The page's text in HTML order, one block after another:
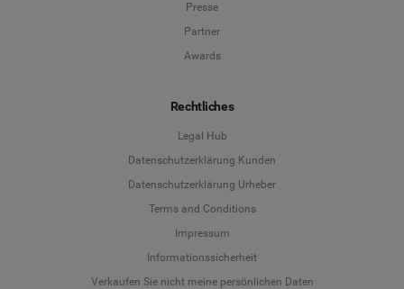
Presse
Partner
Awards
Rechtliches
Legal Hub
Datenschutzerklärung Kunden
Datenschutzerklärung Urheber
Terms and Conditions
Impressum
Informationssicherheit
Verkaufen Sie nicht meine persönlichen Daten
Deutsch